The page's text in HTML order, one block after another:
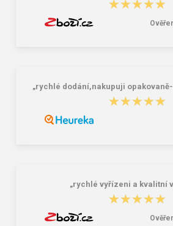
★★★★★
★★★★★
„rychlé dodání,nakupuji
★★★★★
★★★★★
„rychlé vyřízeni a kvalitní
★★★★★
★★★★★